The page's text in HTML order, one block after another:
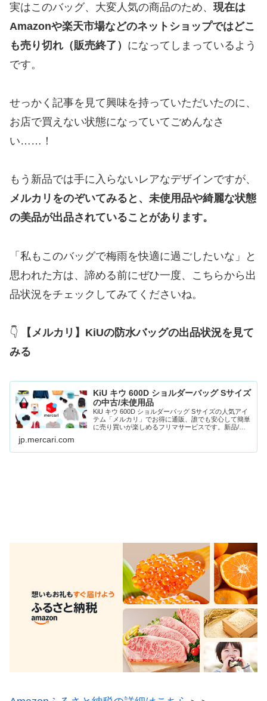
実はこのバッグ、大変人気の商品のため、 現在は
Amazonや楽天市場などのネットショップではどこ
も売り切れ（販売終了） になってしまっているよう
です。
せっかく記事を見て興味を持っていただいたのに、
お店で買えない状態になっていてごめんなさ
い……！
もう新品では手に入らないレアなデザインですが、
メルカリをのぞいてみると、未使用品や綺麗な状態
の美品が出品されていることがあります。
「私もこのバッグで梅雨を快適に過ごしたいな」と
思われた方は、諦める前にぜひ一度、こちらから出
品状況をチェックしてみてくださいね。
👇
【メルカリ】KiUの防水バッグの出品状況を見て
みる
KiU キウ 600D ショルダーバッグ Sサイズ
の中古/未使用品
KiU キウ 600D ショルダーバッグ Sサイズの人気アイ
テム「メルカリ」でお得に通販、誰でも安心して簡単
に売り買いが楽しめるフリマサービスです。新品/未
jp.mercari.com